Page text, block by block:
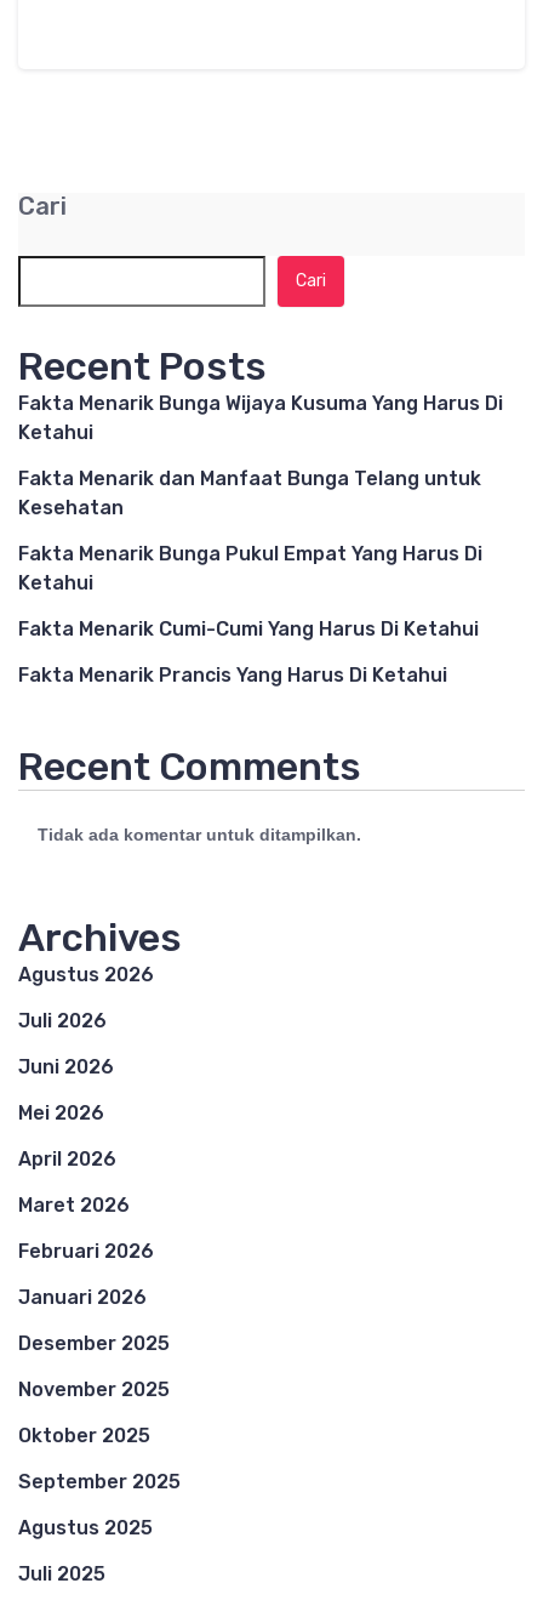
Cari
Cari
Recent Posts
Fakta Menarik Bunga Wijaya Kusuma Yang Harus Di
Ketahui
Fakta Menarik dan Manfaat Bunga Telang untuk
Kesehatan
Fakta Menarik Bunga Pukul Empat Yang Harus Di
Ketahui
Fakta Menarik Cumi-Cumi Yang Harus Di Ketahui
Fakta Menarik Prancis Yang Harus Di Ketahui
Recent Comments
Tidak ada komentar untuk ditampilkan.
Archives
Agustus 2026
Juli 2026
Juni 2026
Mei 2026
April 2026
Maret 2026
Februari 2026
Januari 2026
Desember 2025
November 2025
Oktober 2025
September 2025
Agustus 2025
Juli 2025